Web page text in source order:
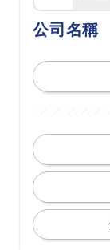
公司名稱